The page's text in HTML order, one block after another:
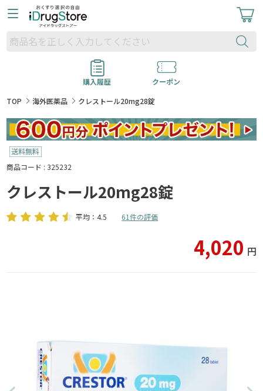
購入履歴
クーポン
TOP
海外医薬品 クレストール20mg28錠
商品コード : 325232
クレストール20mg28錠
平均：4.5 61件の評価
4,020 円